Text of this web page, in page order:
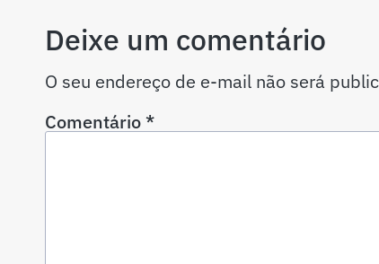
Deixe um comentário
O seu endereço de e-mail não será
Comentário*